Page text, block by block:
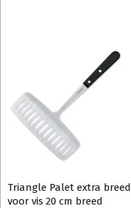
Triangle Palet extra breed
voor vis 20 cm breed